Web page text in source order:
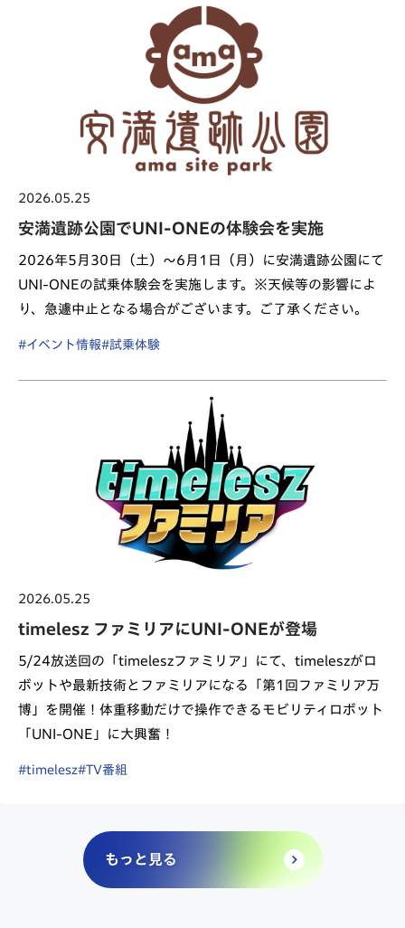
2026.05.25
安満遺跡公園でUNI-ONEの体験会を実施
2026年5月30日（土）～6月1日（月）に安満遺跡公園にて
UNI-ONEの試乗体験会を実施します。※天候等の影響によ
り、急遽中止となる場合がございます。ご了承ください。
#イベント情報#試乗体験
2026.05.25
timelesz ファミリアにUNI-ONEが登場
5/24放送回の「timeleszファミリア」にて、timeleszがロ
ボットや最新技術とファミリアになる「第1回ファミリア万
博」を開催！体重移動だけで操作できるモビリティロボット
「UNI-ONE」に大興奮！
#timelesz#TV番組
もっと見る